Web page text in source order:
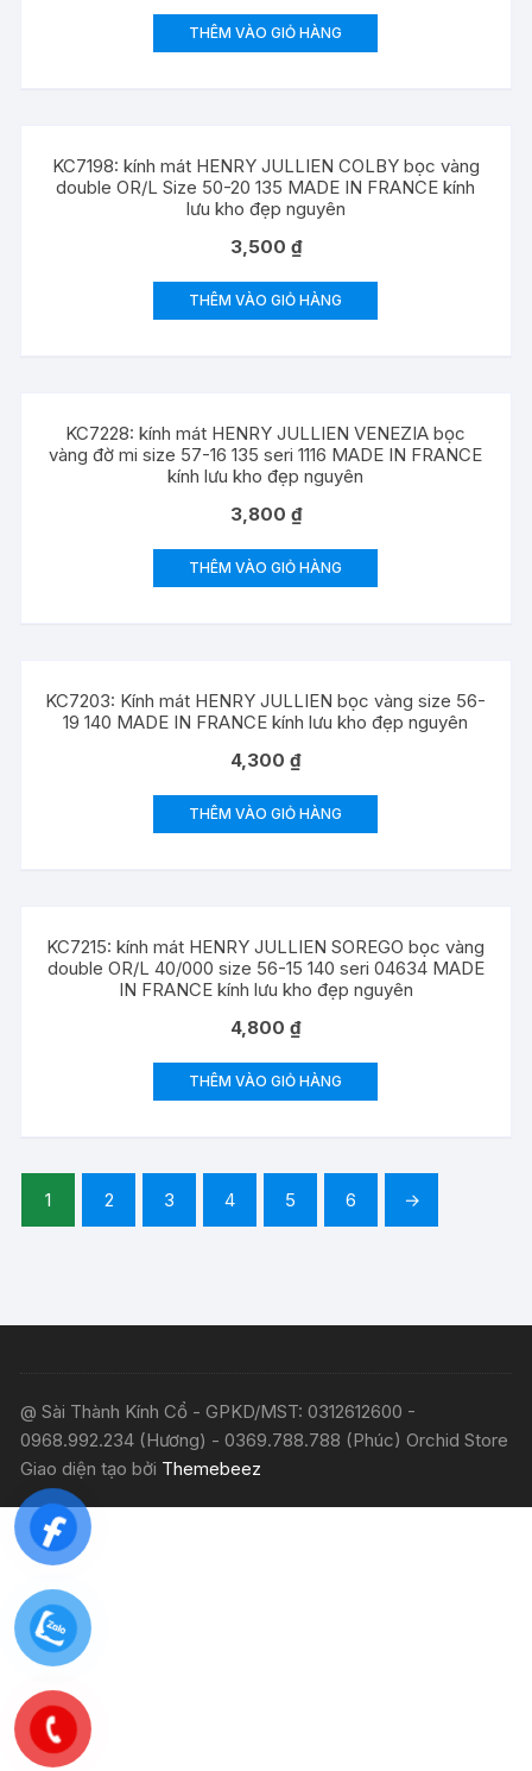
THÊM VÀO GIỎ HÀNG
KC7198: kính mát HENRY JULLIEN COLBY bọc vàng
double OR/L Size 50-20 135 MADE IN FRANCE kính
lưu kho đẹp nguyên
3,500 ₫
THÊM VÀO GIỎ HÀNG
KC7228: kính mát HENRY JULLIEN VENEZIA bọc
vàng đờ mi size 57-16 135 seri 1116 MADE IN FRANCE
kính lưu kho đẹp nguyên
3,800 ₫
THÊM VÀO GIỎ HÀNG
KC7203: Kính mát HENRY JULLIEN bọc vàng size 56-
19 140 MADE IN FRANCE kính lưu kho đẹp nguyên
4,300₫
THÊM VÀO GIỎ HÀNG
KC7215: kính mát HENRY JULLIEN SOREGO bọc vàng
double OR/L 40/000 size 56-15 140 seri 04634 MADE
IN FRANCE kính lưu kho đẹp nguyên
4,800₫
THÊM VÀO GIỎ HÀNG
1 2 3 4 5 6 →
@ Sài Thành Kính Cổ - GPKD/MST: 0312612600 -
0968.992.234 (Hương) - 0369.788.788 (Phúc) Orchid Store
Giao diện tạo bởi Themebeez